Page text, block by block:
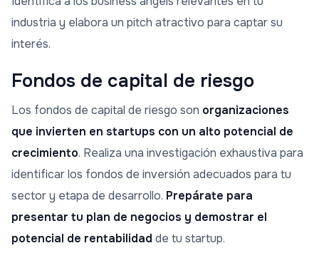
industria y elabora un pitch atractivo para captar su
interés.
Fondos de capital de riesgo
Los fondos de capital de riesgo son organizaciones
que invierten en startups con un alto potencial de
crecimiento. Realiza una investigación exhaustiva para
identificar los fondos de inversión adecuados para tu
sector y etapa de desarrollo. Prepárate para
presentar tu plan de negocios y demostrar el
potencial de rentabilidad de tu startup.